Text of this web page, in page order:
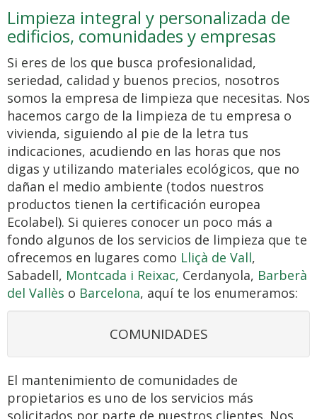
Limpieza integral y personalizada de
edificios, comunidades y empresas
Si eres de los que busca profesionalidad,
seriedad, calidad y buenos precios, nosotros
somos la empresa de limpieza que necesitas. Nos
hacemos cargo de la limpieza de tu empresa o
vivienda, siguiendo al pie de la letra tus
indicaciones, acudiendo en las horas que nos
digas y utilizando materiales ecológicos, que no
dañan el medio ambiente (todos nuestros
productos tienen la certificación europea
Ecolabel). Si quieres conocer un poco más a
fondo algunos de los servicios de limpieza que te
ofrecemos en lugares como Lliçà de Vall,
Sabadell, Montcada i Reixac, Cerdanyola, Barberà
del Vallès o Barcelona, aquí te los enumeramos:
COMUNIDADES
El mantenimiento de comunidades de
propietarios es uno de los servicios más
solicitados por parte de nuestros clientes. Nos